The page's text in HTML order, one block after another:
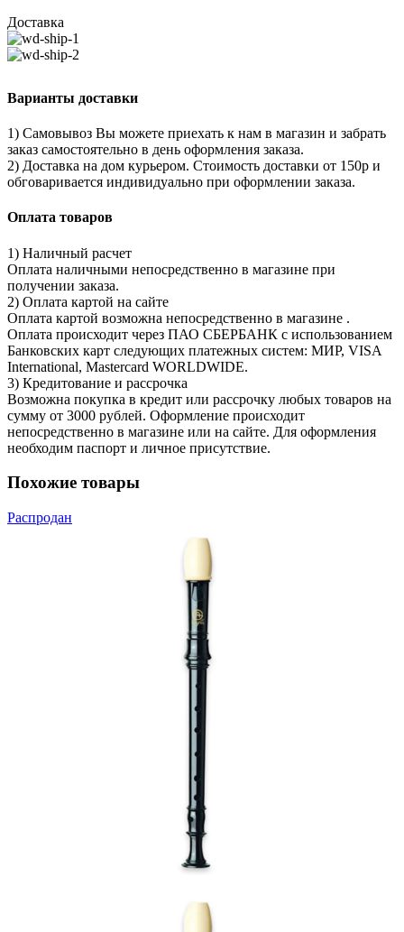
Доставка
Варианты доставки
1) Самовывоз Вы можете приехать к нам в магазин и забрать
заказ самостоятельно в день оформления заказа.
2) Доставка на дом курьером. Стоимость доставки от 150р и
обговаривается индивидуально при оформлении заказа.
Оплата товаров
1) Наличный расчет
Оплата наличными непосредственно в магазине при
получении заказа.
2) Оплата картой на сайте
Оплата картой возможна непосредственно в магазине .
Оплата происходит через ПАО СБЕРБАНК с использованием
Банковских карт следующих платежных систем: МИР, VISA
International, Mastercard WORLDWIDE.
3) Кредитование и рассрочка
Возможна покупка в кредит или рассрочку любых товаров на
сумму от 3000 рублей. Оформление происходит
непосредственно в магазине или на сайте. Для оформления
необходим паспорт и личное присутствие.
Похожие товары
Распродан